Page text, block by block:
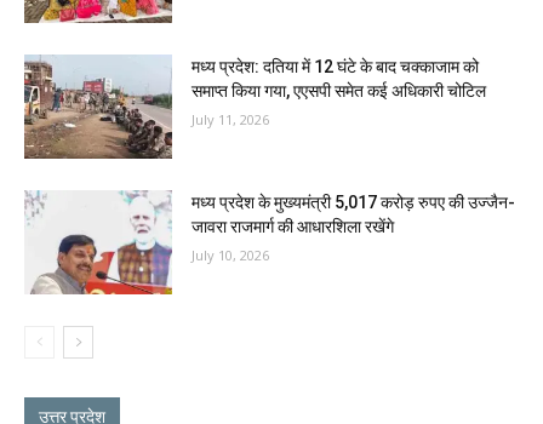
मध्य प्रदेश: दतिया में 12 घंटे के बाद चक्काजाम को
समाप्त किया गया, एएसपी समेत कई अधिकारी चोटिल
July 11, 2026
मध्य प्रदेश के मुख्यमंत्री 5,017 करोड़ रुपए की उज्जैन-
जावरा राजमार्ग की आधारशिला रखेंगे
July 10, 2026
उत्तर प्रदेश